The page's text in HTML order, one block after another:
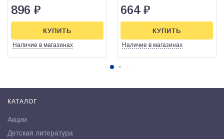
896 ₽
Наличие в магазинах
КУПИТЬ
664 ₽
Наличие в магазинах
КУПИТЬ
КАТАЛОГ
Акции
Детская литература